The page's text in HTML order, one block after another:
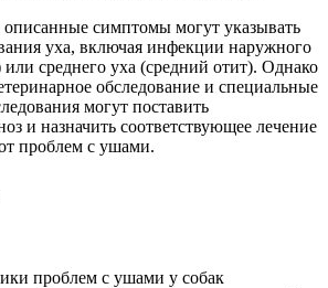
симптомы могут указывать
уха, включая инфекции наружного
среднего уха (средний отит). Однако
обследование и специальные
могут поставить
и назначить соответствующее лечение
проблем с ушами.
проблем с ушами у собак